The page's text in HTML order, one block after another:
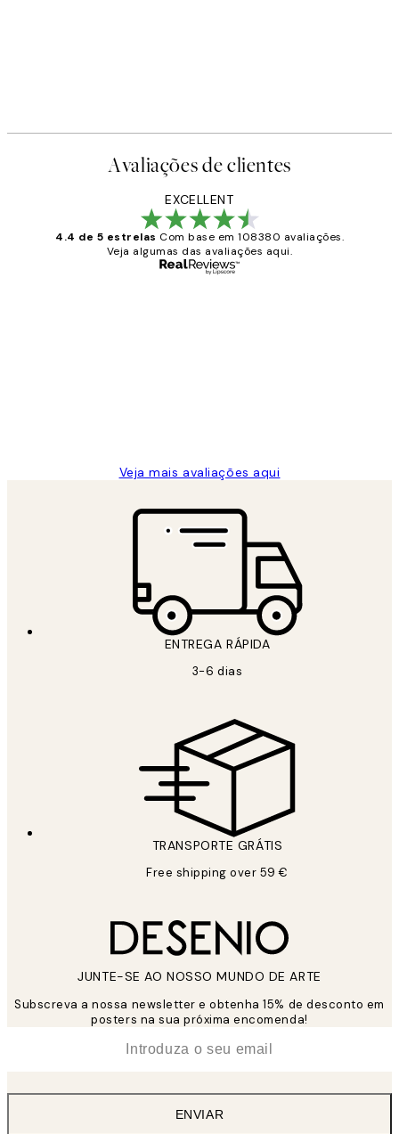
Avaliações de clientes
EXCELLENT
4.4 de 5 estrelas Com base em 108380 avaliações.
Veja algumas das avaliações aqui.
Veja mais avaliações aqui
ENTREGA RÁPIDA
3-6 dias
TRANSPORTE GRÁTIS
Free shipping over 59 €
JUNTE-SE AO NOSSO MUNDO DE ARTE
Subscreva a nossa newsletter e obtenha 15% de desconto em
posters na sua próxima encomenda!
ENVIAR